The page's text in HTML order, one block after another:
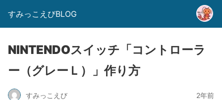
すみっこえびBLOG
NINTENDOスイッチ「コントローラ
ー（グレーＬ）」作り方
すみっこえび 2年前